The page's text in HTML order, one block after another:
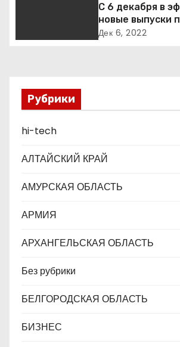
п
з
а
п
и
с
я
м
С 6 декабря в
новые выпуски
ток-шоу
Дек 6, 2022
Рубрики
hi-tech
АЛТАЙСКИЙ КРАЙ
АМУРСКАЯ ОБЛАСТЬ
АРМИЯ
АРХАНГЕЛЬСКАЯ ОБЛАСТЬ
Без рубрики
БЕЛГОРОДСКАЯ ОБЛАСТЬ
БИЗНЕС